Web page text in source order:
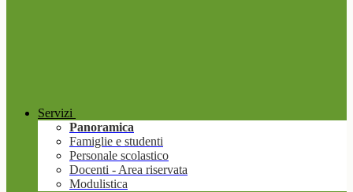
Servizi
Panoramica
Famiglie e studenti
Personale scolastico
Docenti - Area riservata
Modulistica